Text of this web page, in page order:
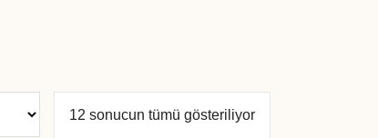
12 sonucun tümü gösteriliyorPopülerliğe